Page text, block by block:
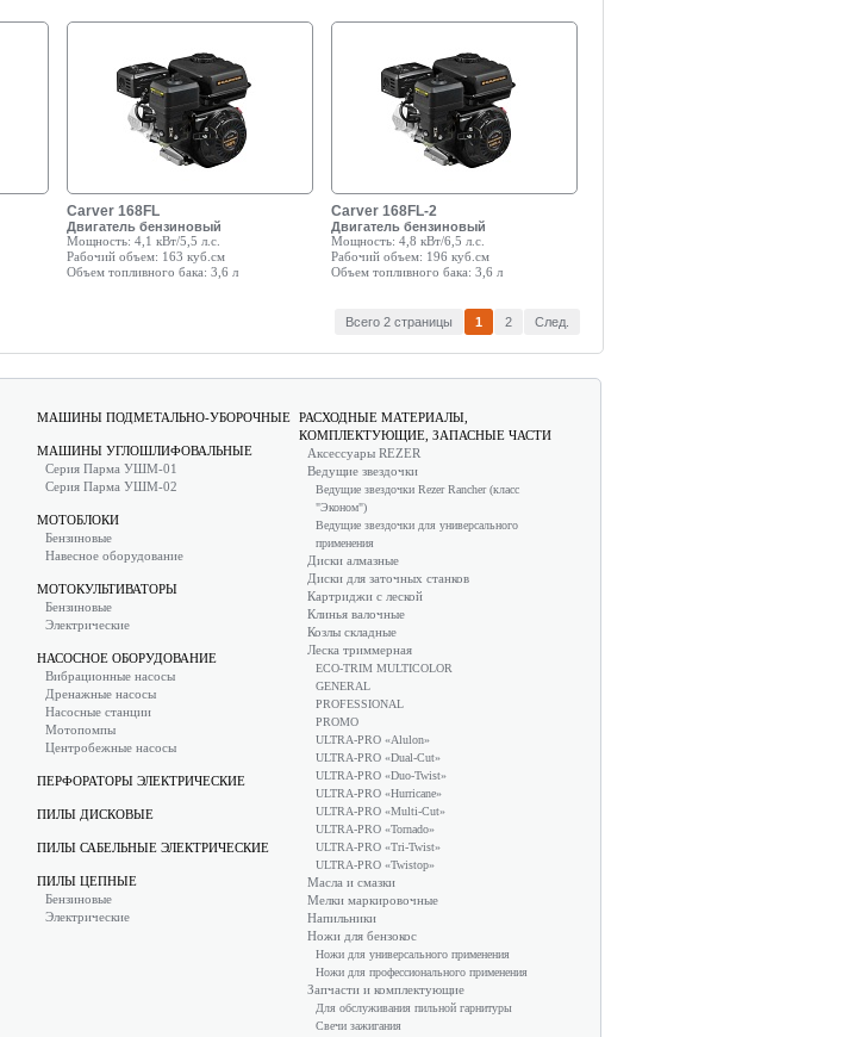
Carver 168FL
Двигатель бензиновый
Мощность: 4,1 кВт/5,5 л.с.
Рабочий объем: 163 куб.см
Объем топливного бака: 3,6 л
Carver 168FL-2
Двигатель бензиновый
Мощность: 4,8 кВт/6,5 л.с.
Рабочий объем: 196 куб.см
Объем топливного бака: 3,6 л
Всего 2 страницы 1 2 След.
МАШИНЫ ПОДМЕТАЛЬНО-УБОРОЧНЫЕ
МАШИНЫ УГЛОШЛИФОВАЛЬНЫЕ
Серия Парма УШМ-01
Серия Парма УШМ-02
МОТОБЛОКИ
Бензиновые
Навесное оборудование
МОТОКУЛЬТИВАТОРЫ
Бензиновые
Электрические
НАСОСНОЕ ОБОРУДОВАНИЕ
Вибрационные насосы
Дренажные насосы
Насосные станции
Мотопомпы
Центробежные насосы
ПЕРФОРАТОРЫ ЭЛЕКТРИЧЕСКИЕ
ПИЛЫ ДИСКОВЫЕ
ПИЛЫ САБЕЛЬНЫЕ ЭЛЕКТРИЧЕСКИЕ
ПИЛЫ ЦЕПНЫЕ
Бензиновые
Электрические
РАСХОДНЫЕ МАТЕРИАЛЫ,
КОМПЛЕКТУЮЩИЕ, ЗАПАСНЫЕ ЧАСТИ
Аксессуары REZER
Ведущие звездочки
Ведущие звездочки Rezer Rancher (класс
"Эконом")
Ведущие звездочки для универсального
применения
Диски алмазные
Диски для заточных станков
Картриджи с леской
Клинья валочные
Козлы складные
Леска триммерная
ECO-TRIM MULTICOLOR
GENERAL
PROFESSIONAL
PROMO
ULTRA-PRO «Alulon»
ULTRA-PRO «Dual-Cut»
ULTRA-PRO «Duo-Twist»
ULTRA-PRO «Hurricane»
ULTRA-PRO «Multi-Cut»
ULTRA-PRO «Tornado»
ULTRA-PRO «Tri-Twist»
ULTRA-PRO «Twistop»
Масла и смазки
Мелки маркировочные
Напильники
Ножи для бензокос
Ножи для универсального применения
Ножи для профессионального применения
Запчасти и комплектующие
Для обслуживания пильной гарнитуры
Свечи зажигания